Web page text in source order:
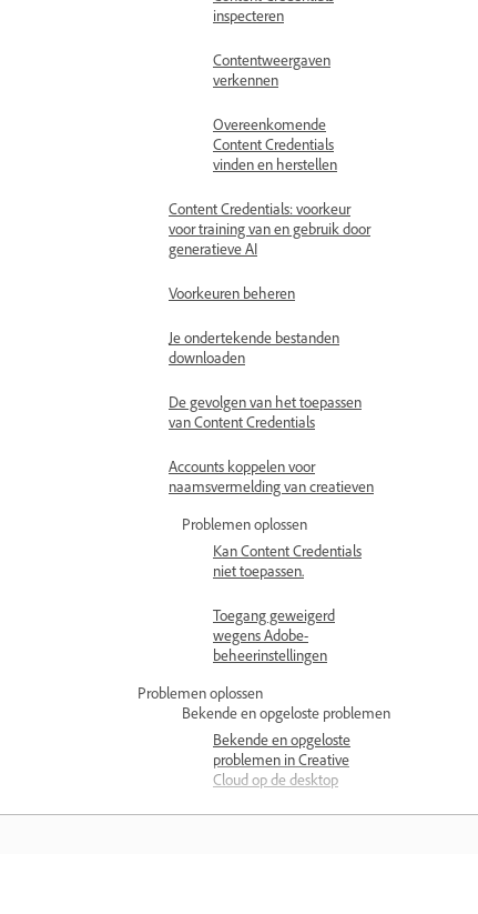
inspecteren
Contentweergaven
verkennen
Overeenkomende
Content Credentials
vinden en herstellen
Content Credentials: voorkeur
voor training van en gebruik door
generatieve AI
Voorkeuren beheren
Je ondertekende bestanden
downloaden
De gevolgen van het toepassen
van Content Credentials
Accounts koppelen voor
naamsvermelding van creatieven
Problemen oplossen
Kan Content Credentials
niet toepassen.
Toegang geweigerd
wegens Adobe-
beheerinstellingen
Problemen oplossen
Bekende en opgeloste problemen
Bekende en opgeloste
problemen in Creative
Cloud op de desktop